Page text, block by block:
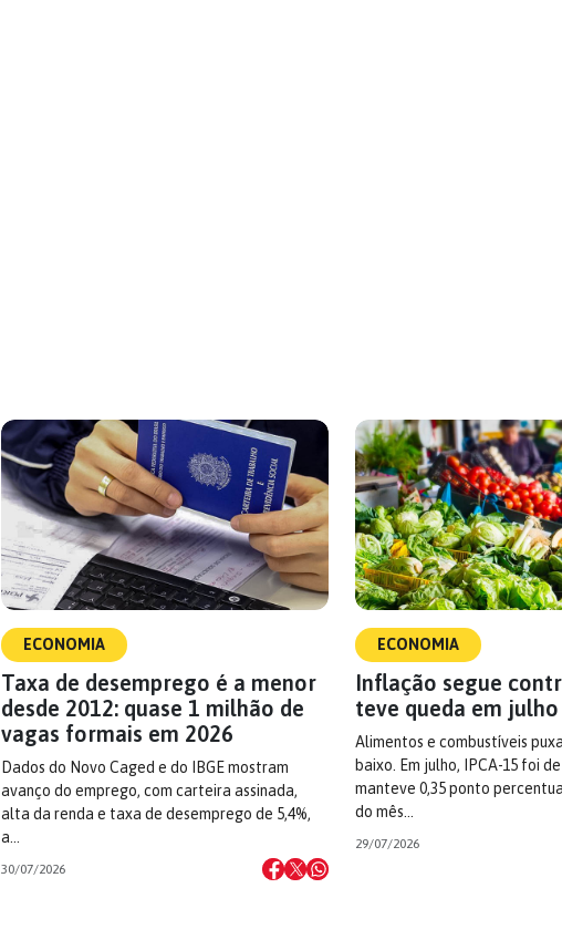
ECONOMIA
Taxa de desemprego é a menor
desde 2012: quase 1 milhão de
vagas formais em 2026
Dados do Novo Caged e do IBGE mostram
avanço do emprego, com carteira assinada,
alta da renda e taxa de desemprego de 5,4%,
a…
30/07/2026
ECONOMIA
Inflação segue
teve queda em julho
Alimentos e combustíveis
baixo. Em julho, IPCA-15 foi de
manteve 0,35 ponto
do mês…
29/07/2026